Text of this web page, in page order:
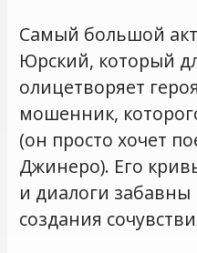
Самый большой
Юрский, который
олицетворяет
мошенник,
(он просто хочет
Джинеро). Его
и диалоги
создания